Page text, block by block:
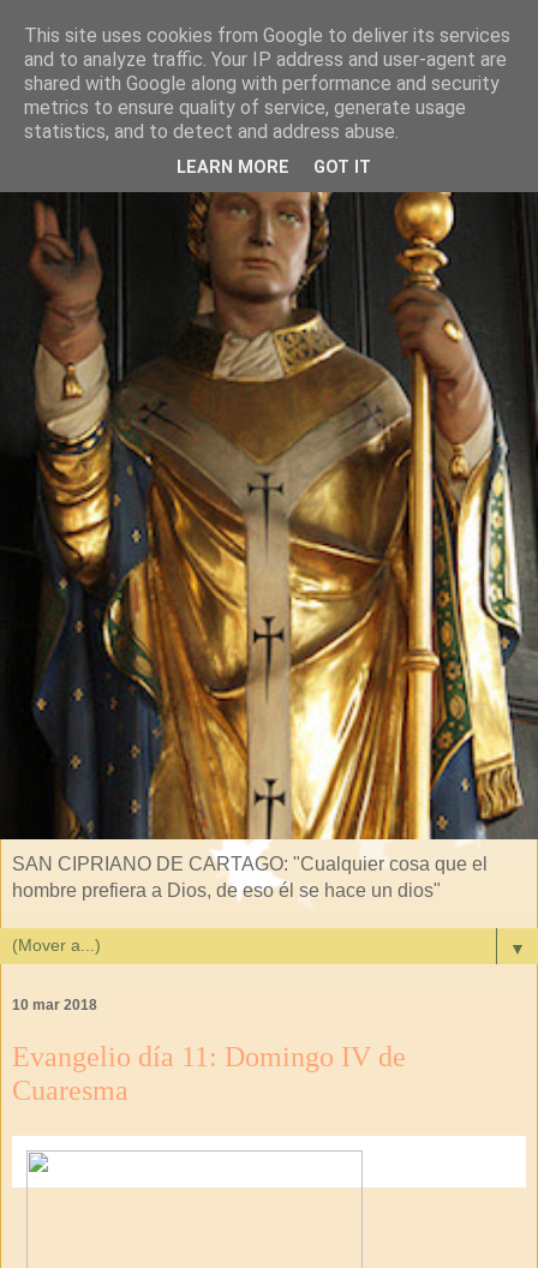
SAN CIPRIANO DE CARTAGO: "Cualquier cosa que el
hombre prefiera a Dios, de eso él se hace un dios"
▼
10 mar 2018
Evangelio día 11: Domingo IV de
Cuaresma
This site uses cookies from Google to deliver its services
and to analyze traffic. Your IP address and user-agent are
shared with Google along with performance and security
metrics to ensure quality of service, generate usage
statistics, and to detect and address abuse.
LEARN MORE GOT IT